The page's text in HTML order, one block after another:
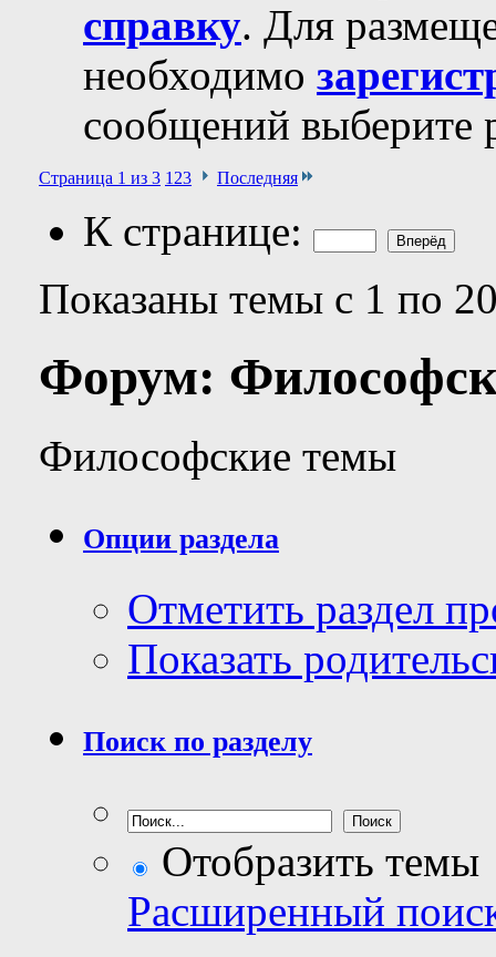
справку. Для
необходимо
сообщений выберите
Страница 1 из 3 1 23 Последняя
К странице:
Показаны темы с 1 по
Форум:
Философские темы
Опции раздела
Отметить раздел
Показать
Поиск по разделу
Отобразить темы
Расширенный